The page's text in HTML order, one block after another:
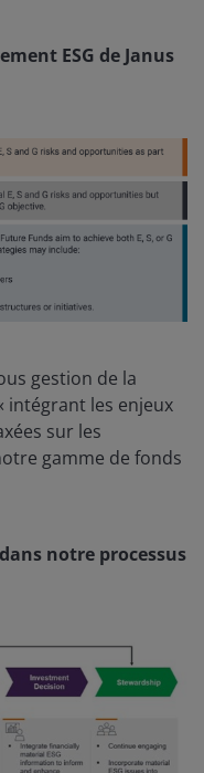
ESG de Janus
gestion de la
intégrant les enjeux
sur les
gamme de fonds
notre processus